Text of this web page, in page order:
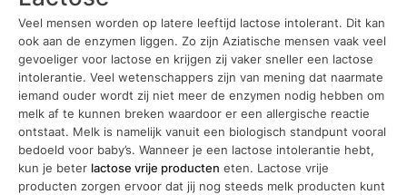
Veel mensen worden op latere leeftijd lactose intolerant. Dit kan
ook aan de enzymen liggen. Zo zijn Aziatische mensen vaak veel
gevoeliger voor lactose en krijgen zij vaker sneller een lactose
intolerantie. Veel wetenschappers zijn van mening dat naarmate
iemand ouder wordt zij niet meer de enzymen nodig hebben om
melk af te kunnen breken waardoor er een allergische reactie
ontstaat. Melk is namelijk vanuit een biologisch standpunt vooral
bedoeld voor baby’s. Wanneer je een lactose intolerantie hebt,
kun je beter lactose vrije producten eten. Lactose vrije
producten zorgen ervoor dat jij nog steeds melk producten kunt